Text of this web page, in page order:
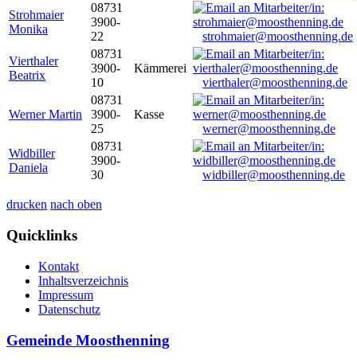
Strohmaier
Monika
08731
3900-
22
strohmaier@moosthenning.de
Vierthaler
Beatrix
08731
3900-
10
Kämmerei
vierthaler@moosthenning.de
Werner Martin
08731
3900-
25
Kasse
werner@moosthenning.de
Widbiller
Daniela
08731
3900-
30
widbiller@moosthenning.de
drucken nach oben
Quicklinks
Kontakt
Inhaltsverzeichnis
Impressum
Datenschutz
Gemeinde Moosthenning